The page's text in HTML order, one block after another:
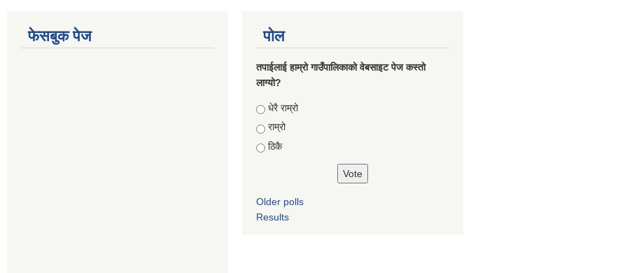
फेसबुक पेज पोल
तपाईलाई हाम्रो गाउँपालिकाको वेबसाइट पेज कस्तो
लाग्यो?
Choices
धेरै राम्रो
राम्रो
ठिकै
Older polls
Results